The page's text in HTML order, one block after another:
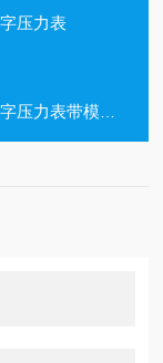
压力表
表带模拟输出